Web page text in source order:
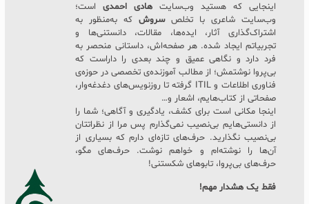
اینجایی که هستید وب‌سایت هادی احمدیاست؛
وب‌سایت شاعری با تخلصسروش که به‌منظور به
اشتراک‌گذاری آثار، ایده‌ها، مقالات، دانستنی‌ها و
تجربیاتم ایجاد شده. هر صفحه‌اش، داستانی منحصر به
فرد دارد و نگاهی عمیق و چند بعدی را داراست که
بی‌پروا نوشتمش؛ از مطالب آموزنده‌ی تخصصی در حوزه‌ی
فناوری اطلاعات و ITIL گرفته تا روزنویس‌های دغدغه‌وار،
صفحاتی از کتاب‌هایم، اشعار و…
اینجا مکانی است برای کشف، یادگیری و آگاهی؛ شما را
از دانستی‌هایم بی‌نصیب نمی‌گذارم پس مرا از نظراتتان
بی‌نصیب نگذارید. حرف‌های تازه‌ای دارم که بسیاری از
آن‌ها را نوشته‌ام و خواهم نوشت. حرف‌های مگو،
حرف‌های بی‌پروا، تابوهای شکستنی!
فقط یک هشدار مهم!